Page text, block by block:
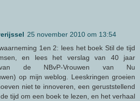
25 november 2010 om 13:54
1en 2: lees het boek Stil de tijd
en lees het verslag van 40 jaar
van de NBvP-Vrouwen van Nu
op mijn weblog. Leeskringen groeien
niet te innoveren, een geruststellend
tijd om een boek te lezen, en het verhaal